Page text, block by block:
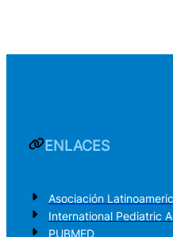
ENLACES
Asociación
International Pediatric
PUBMED